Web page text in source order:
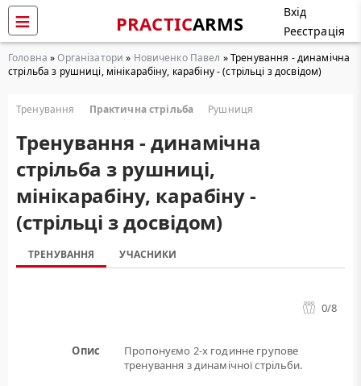
PRACTICARMS
Вхід
Реєстрація
Головна »Організатори » Новиченко Павел » Тренування - динамічна
стрільба з рушниці, мінікарабіну, карабіну - (стрільці з досвідом)
Тренування Практична стрільба Рушниця
Тренування - динамічна
стрільба з рушниці,
мінікарабіну, карабіну -
(стрільці з досвідом)
ТРЕНУВАННЯ УЧАСНИКИ
0/8
Опис
Пропонуємо 2-х годинне групове
тренування з динамічної стрільби.